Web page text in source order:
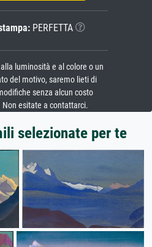
PERFETTA
luminosità e al colore o un
del motivo, saremo lieti di
senza alcun costo
esitate a contattarci.
selezionate per te